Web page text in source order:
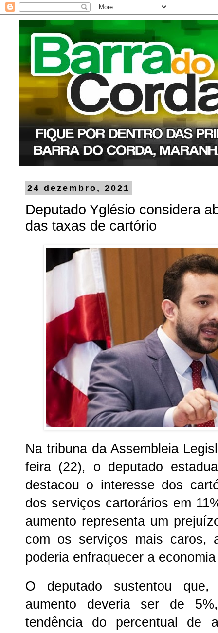
24 dezembro, 2021
Deputado Yglésio considera
das taxas de cartório
Na tribuna da Assembleia
feira (22), o deputado
destacou o interesse dos
dos serviços cartorários em
aumento representa um
com os serviços mais caros,
poderia enfraquecer a
O deputado sustentou
aumento deveria ser de
tendência do percentual de